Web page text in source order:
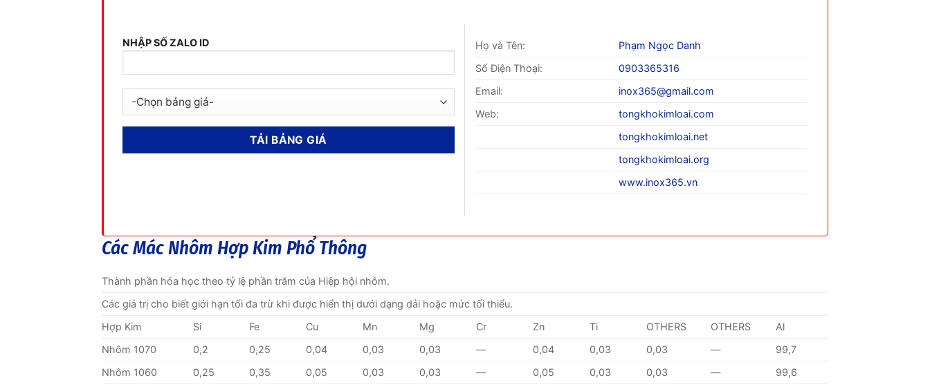
NHẬP SỐ ZALO ID Họ và Tên:
Phạm Ngọc Danh
Số Điện Thoại:
0903365316
Email:
inox365@gmail.com
Web:
tongkhokimloai.com
tongkhokimloai.net
tongkhokimloai.org
www.inox365.vn
Các Mác Nhôm Hợp Kim Phổ Thông
Thành phần hóa học theo tỷ lệ phần trăm của Hiệp hội nhôm.
Các giá trị cho biết giới hạn tối đa trừ khi được hiển thị dưới dạng dải hoặc mức tối thiểu.
Hợp Kim
Si Fe Cu Mn Mg Cr Zn Ti OTHERS OTHERS
Al
Nhôm 1070
0,2 0,25 0,04 0,03 0,03 — 0,04 0,03 0,03 —
99,7
Nhôm 1060
0,25 0,35 0,05 0,03 0,03 — 0,05 0,03 0,03 —
99,6